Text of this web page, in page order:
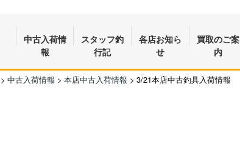
中古入荷情
報
スタッフ釣
行記
各店お知ら
せ
買取のご案
内
> 中古入荷情報 > 本店中古入荷情報 > 3/21本店中古釣具入荷情報